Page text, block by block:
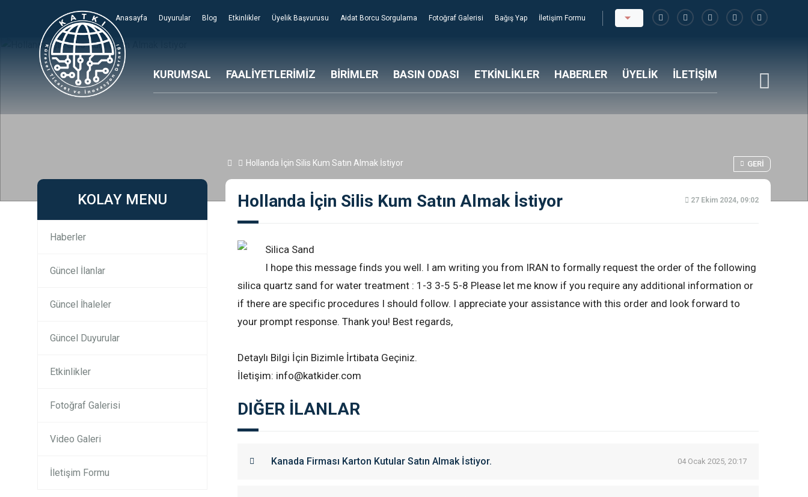
Anasayfa Duyurular Blog Etkinlikler Üyelik Başvurusu Aidat Borcu Sorgulama Fotoğraf Galerisi Bağış Yap İletişim Formu
KURUMSAL FAALİYETLERİMİZ BİRİMLER BASIN ODASI ETKİNLİKLER HABERLER ÜYELİK İLETİŞİM
Hollanda İçin Silis Kum Satın Almak İstiyor GERI
KOLAY MENU
Haberler
Güncel İlanlar
Güncel İhaleler
Güncel Duyurular
Etkinlikler
Fotoğraf Galerisi
Video Galeri
İletişim Formu
Hollanda İçin Silis Kum Satın Almak İstiyor 27 Ekim 2024, 09:02
Silica Sand
I hope this message finds you well. I am writing you from IRAN to formally request the order of the following
silica quartz sand for water treatment : 1-3 3-5 5-8 Please let me know if you require any additional information or
if there are specific procedures I should follow. I appreciate your assistance with this order and look forward to
your prompt response. Thank you! Best regards,
Detaylı Bilgi İçin Bizimle İrtibata Geçiniz.
İletişim: info@katkider.com
DIĞER İLANLAR
Kanada Firması Karton Kutular Satın Almak İstiyor. 04 Ocak 2025, 20:17